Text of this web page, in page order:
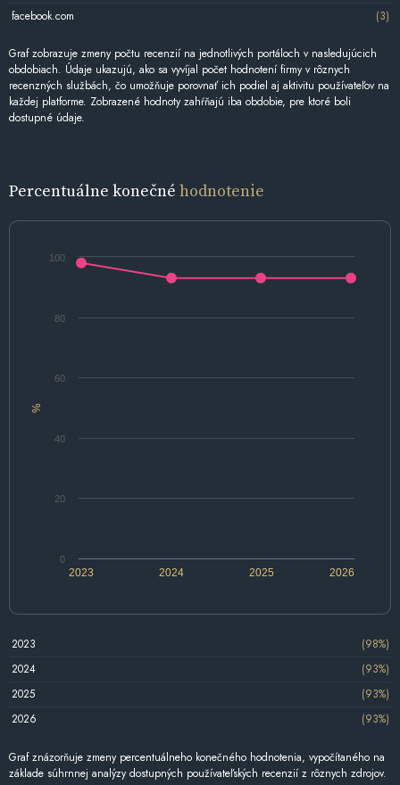
facebook.com
(3)
Graf zobrazuje zmeny počtu recenzií na jednotlivých portáloch v nasledujúcich
obdobiach. Údaje ukazujú, ako sa vyvíjal počet hodnotení firmy v rôznych
recenzných službách, čo umožňuje porovnať ich podiel aj aktivitu používateľov na
každej platforme. Zobrazené hodnoty zahŕňajú iba obdobie, pre ktoré boli
dostupné údaje.
Percentuálne konečné hodnotenie
%
2024 2026
2023 2025
0
20
40
60
80
100
2023
(98%)
2024
(93%)
2025
(93%)
2026
(93%)
Graf znázorňuje zmeny percentuálneho konečného hodnotenia, vypočítaného na
základe súhrnnej analýzy dostupných používateľských recenzií z rôznych zdrojov.